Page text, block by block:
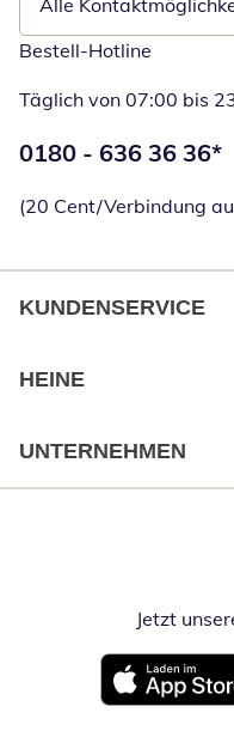
Alle
Bestell-Hotline
Täglich von 07:00 bis
Telefonnummer:
0180 - 636 36 36*
(20 Cent/Verbindung
KUNDENSERVICE
HEINE
UNTERNEHMEN
Jetzt
Öffnet in